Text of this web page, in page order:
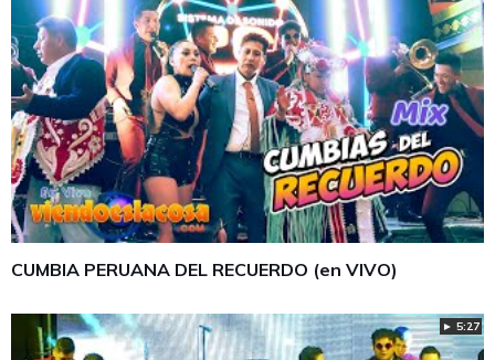
CUMBIA PERUANA DEL RECUERDO (en VIVO)
► 5:27